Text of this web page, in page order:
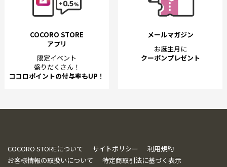
COCORO STORE
アプリ
限定イベント
盛りだくさん！
ココロポイントの付与率もUP！
メールマガジン
お誕生月に
クーポンプレゼント
COCORO STOREについて サイトポリシー
利用規約
お客様情報の取扱いについて
特定商取引法に基づく表示